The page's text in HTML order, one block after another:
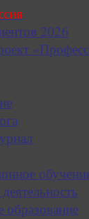
2026
образование